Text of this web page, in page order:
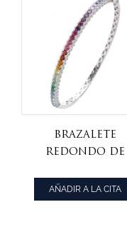
Brazalete
redondo de
con
cúbicas
AÑADIR A LA CITA